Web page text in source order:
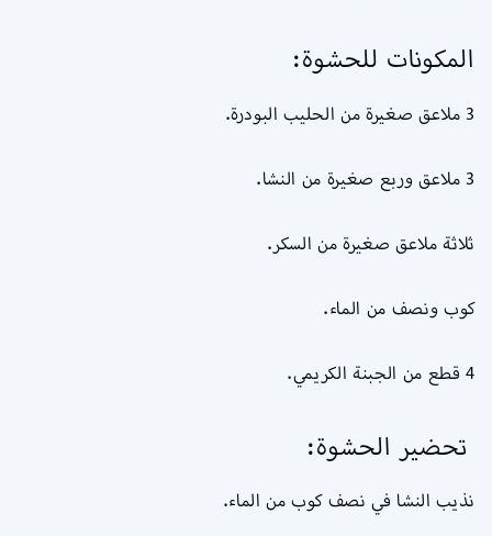
المكونات للحشوة:
3 ملاعق صغيرة من الحليب البودرة.
3 ملاعق وربع صغيرة من النشا.
ثلاثة ملاعق صغيرة من السكر.
كوب ونصف من الماء.
4 قطع من الجبنة الكريمي.
تحضير الحشوة:
نذيب النشا في نصف كوب من الماء.